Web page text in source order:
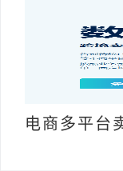
电商多平台